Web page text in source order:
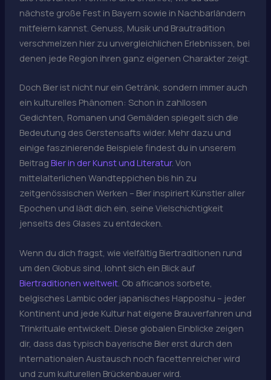
nächste große Fest in Bayern sowie in Nachbarländern
mitfeiern kannst. Genuss, Musik und Brautradition
verschmelzen hier zu unvergleichlichen Erlebnissen, bei
denen jede Region ihren ganz eigenen Charakter zeigt.
Doch Bier ist nicht nur ein Getränk, sondern immer auch
ein kulturelles Phänomen: Schon in zahllosen
Gedichten, Romanen und Gemälden spiegelt sich die
Bedeutung des Gerstensafts wider. Mehr dazu und
einige faszinierende Beispiele findest du in unserem
Beitrag Bier in der Kunst und Literatur. Von
mittelalterlichen Wandteppichen bis hin zu
zeitgenössischen Werken – Bier inspiriert Künstler aller
Epochen und lädt dich ein, seine Vielschichtigkeit
jenseits des Glases zu entdecken.
Wenn du dich fragst, wie vielfältig Biertraditionen rund
um den Globus sind, lohnt sich ein Blick auf
Biertraditionen weltweit. Ob africanos sorbete,
belgisches Lambic oder japanisches Happoshu – jeder
Kontinent und jede Kultur hat eigene Brauverfahren und
Trinkrituale entwickelt. Diese globalen Einblicke zeigen
dir, dass das typisch bayerische Bier erst durch den
internationalen Austausch noch facettenreicher wird
und zum kulturellen Brückenbauer wird.